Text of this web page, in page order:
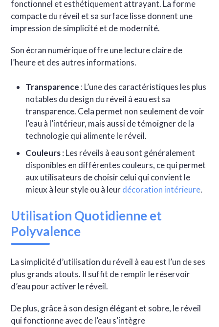
fonctionnel et esthétiquement attrayant. La forme
compacte du réveil et sa surface lisse donnent une
impression de simplicité et de modernité.
Son écran numérique offre une lecture claire de
l’heure et des autres informations.
Transparence : L’une des caractéristiques les plus
notables du design du réveil à eau est sa
transparence. Cela permet non seulement de voir
l’eau à l’intérieur, mais aussi de témoigner de la
technologie qui alimente le réveil.
Couleurs: Les réveils à eau sont généralement
disponibles en différentes couleurs, ce qui permet
aux utilisateurs de choisir celui qui convient le
mieux à leur style ou à leurdécoration intérieure.
Utilisation Quotidienne et
Polyvalence
La simplicité d’utilisation du réveil à eau est l’un de ses
plus grands atouts. Il suffit de remplir le réservoir
d’eau pour activer le réveil.
De plus, grâce à son design élégant et sobre, le réveil
qui fonctionne avec de l’eau s’intègre